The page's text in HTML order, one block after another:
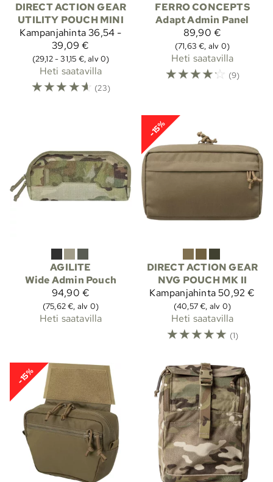
DIRECT ACTION GEAR
UTILITY POUCH MINI
Kampanjahinta36,54 -
39,09 €
(29,12 - 31,15 €, alv 0)
Heti saatavilla
☆☆☆☆☆ (23)
FERRO CONCEPTS
Adapt Admin Panel
89,90 €
(71,63 €, alv 0)
Heti saatavilla
☆☆☆☆☆ (9)
AGILITE
Wide Admin Pouch
94,90 €
(75,62 €, alv 0)
Heti saatavilla
-15%
DIRECT ACTION GEAR
NVG POUCH MK II
Kampanjahinta50,92 €
(40,57 €, alv 0)
Heti saatavilla
☆☆☆☆☆ (1)
-15%